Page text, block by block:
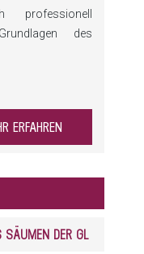
des
zu modernen
über die
und Tipps
ERFAHREN